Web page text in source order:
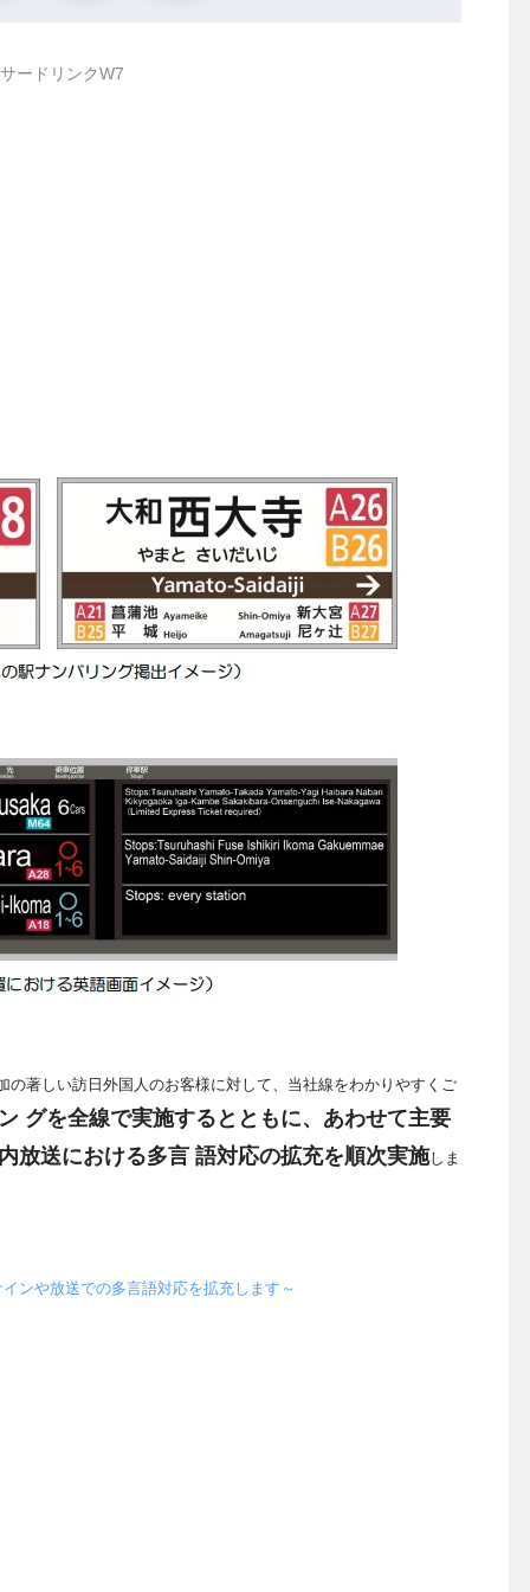
ードリンクW7
著しい訪日外国人のお客様に対して、当社線をわかりやすくご
グを全線で実施するとともに、あわせて主要
放送における多言 語対応の拡充を順次実施しま
ンや放送での多言語対応を拡充します～